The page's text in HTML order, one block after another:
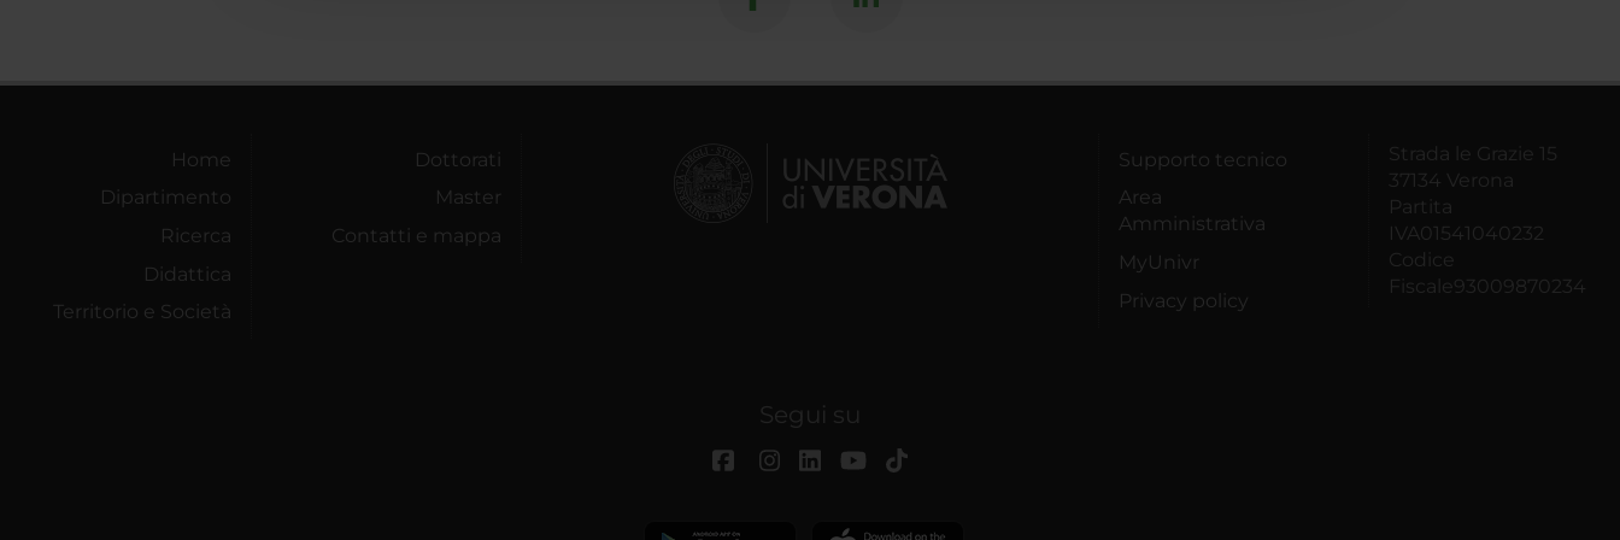
Home
Dipartimento
Ricerca
Didattica
Territorio e Società
Dottorati
Master
Contatti e mappa
Supporto tecnico
Area
Amministrativa
MyUnivr
Privacy policy
Strada le Grazie 15
37134 Verona
Partita
IVA01541040232
Codice
Fiscale93009870234
Segui su